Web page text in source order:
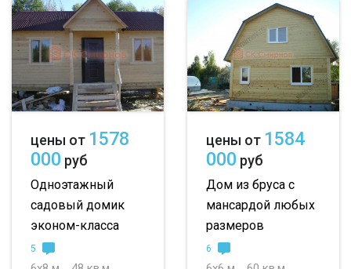
цены от 1578
000 руб
Одноэтажный
садовый домик
эконом-класса
5
цены от 1584
000 руб
Дом из бруса с
мансардой любых
размеров
6